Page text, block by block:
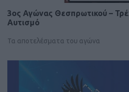
3ος Αγώνας Θεσπρωτικού –
Αυτισμό
Τα αποτελέσματα του αγώνα